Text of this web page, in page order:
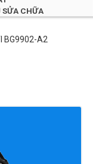
SỬA CHỮA
BG9902-A2